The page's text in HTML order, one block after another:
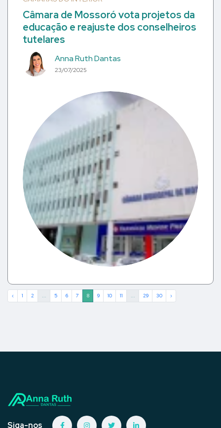
Câmara de Mossoró vota projetos da
educação e reajuste dos conselheiros
tutelares
Anna Ruth Dantas
23/07/2025
‹ 1 2 ... 5 6 7 8 9 10 11 ... 29 30 ›
Siga-nos